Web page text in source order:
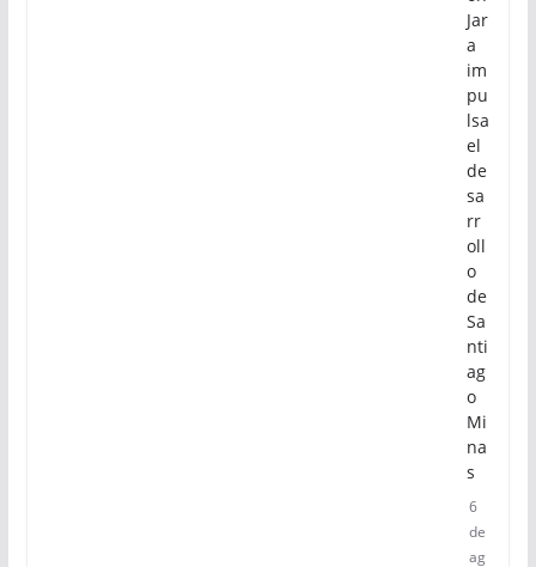
Jar
a
im
pu
lsa
el
de
sa
rr
oll
o
de
Sa
nti
ag
o
Mi
na
s
6
de
ag